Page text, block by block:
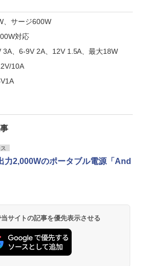
、サージ600W
対応
3A、6-9V 2A、12V 1.5A、最大18W
10A
力2,000Wのポータブル電源「And
サイトの記事を優先表示させる